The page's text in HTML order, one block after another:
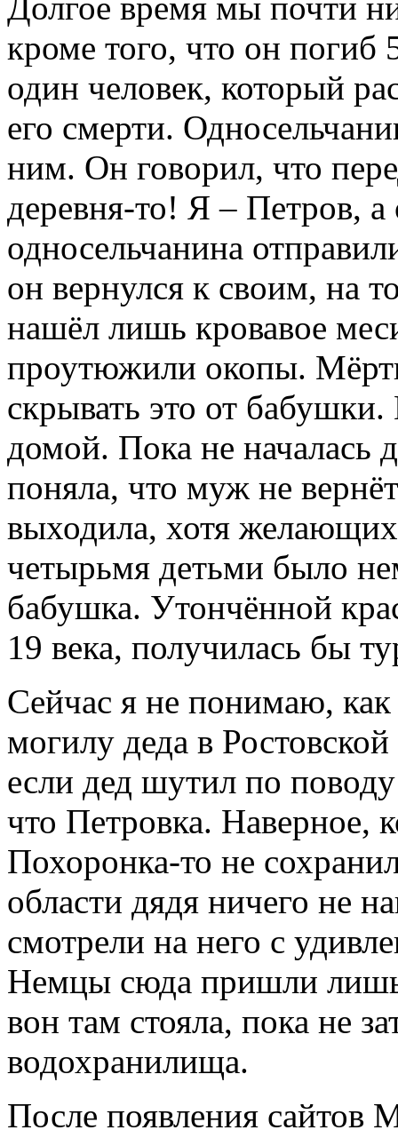
кроме того, что он погиб
один человек, который
его смерти.
ним. Он говорил, что
деревня-то! Я – Петров,
односельчанина
он вернулся к своим, на
нашёл лишь кровавое
проутюжили окопы.
скрывать это от
домой. Пока не началась
поняла, что муж не
выходила, хотя желающих
четырьмя детьми было
бабушка. Утончённой
19 века, получилась бы
Сейчас я не понимаю,
могилу деда в
если дед шутил по
что Петровка. Наверное,
Похоронка-то не
области дядя ничего не
смотрели на него с
Немцы сюда пришли
вон там стояла, пока не
водохранилища.
После появления сайтов